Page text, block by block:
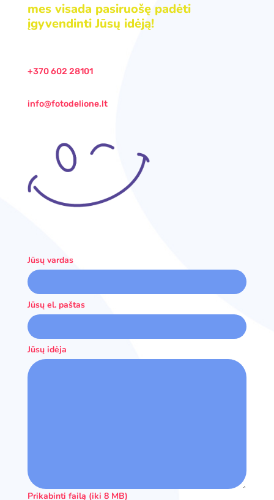
mes visada pasiruošę padėti
įgyvendinti Jūsų idėją!
+370 602 28101
info@fotodelione.lt
Jūsų vardas
Jūsų el. paštas
Jūsų idėja
Prikabinti failą (iki 8 MB)